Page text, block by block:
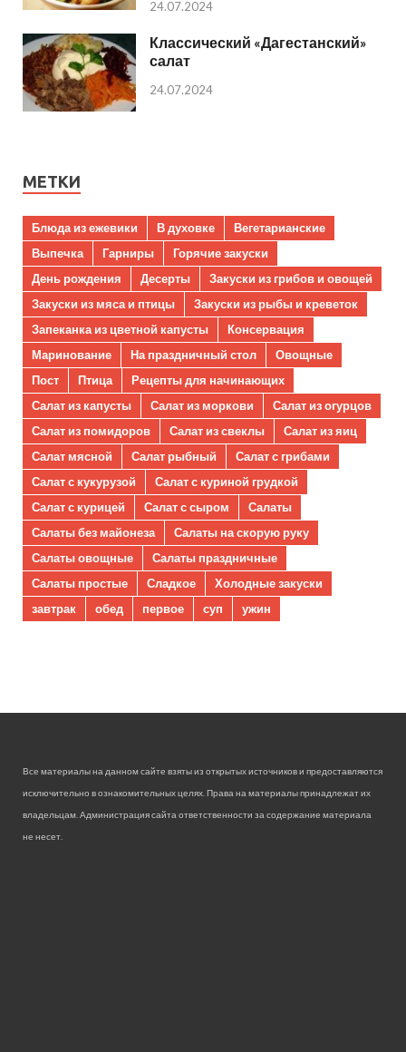
24.07.2024
Классический «Дагестанский»
салат
24.07.2024
МЕТКИ
Блюда из ежевики В духовке
Вегетарианские
Выпечка
Гарниры
Горячие закуски
День рождения
Десерты
Закуски из грибов и овощей
Закуски из мяса и птицы
Закуски из рыбы и креветок
Запеканка из цветной капусты
Консервация
Маринование
На праздничный стол
Овощные
Пост
Птица
Рецепты для начинающих
Салат из капусты
Салат из моркови
Салат из огурцов
Салат из помидоров
Салат из свеклы
Салат из яиц
Салат мясной
Салат рыбный
Салат с грибами
Салат с кукурузой
Салат с куриной грудкой
Салат с курицей
Салат с сыром
Салаты
Салаты без майонеза
Салаты на скорую руку
Салаты овощные
Салаты праздничные
Салаты простые
Сладкое
Холодные закуски
завтрак
обед первое суп ужин
Все материалы на данном сайте взяты из открытых источников и предоставляются
исключительно в ознакомительных целях. Права на материалы принадлежат их
владельцам. Администрация сайта ответственности за содержание материала
не несет.